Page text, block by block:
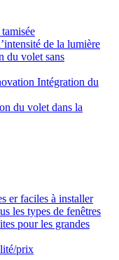
de la lumière
du volet sans
Intégration du
du volet dans la
er faciles à installer
les types de fenêtres
pour les grandes
prix